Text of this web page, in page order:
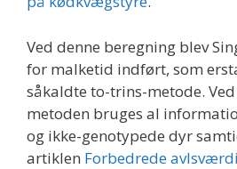
Ved denne beregning blev
for malketid indført, som
såkaldte to-trins-metode. Ved
metoden bruges al
og ikke-genotypede dyr
artiklen Forbedrede